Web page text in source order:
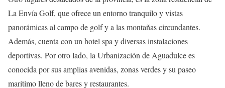
La Envía Golf, que ofrece un entorno tranquilo y vistas
panorámicas al campo de golf y a las montañas circundantes.
Además, cuenta con un hotel spa y diversas instalaciones
deportivas. Por otro lado, la Urbanización de Aguadulce es
conocida por sus amplias avenidas, zonas verdes y su paseo
marítimo lleno de bares y restaurantes.